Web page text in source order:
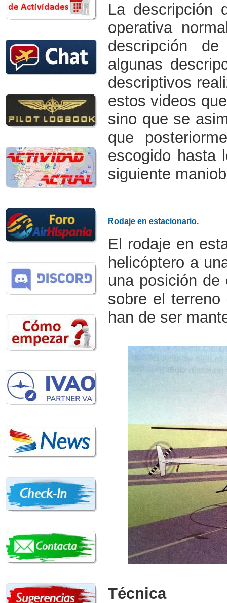
La descripción
operativa
descripción
algunas
descriptivos
estos videos
sino que se
que
escogido hasta
siguiente
Rodaje en estacionario.
El rodaje en
helicóptero a
una posición de
sobre el
han de ser
Técnica